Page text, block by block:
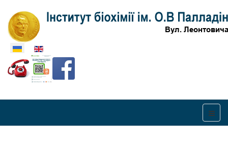
Оберіть свою мову